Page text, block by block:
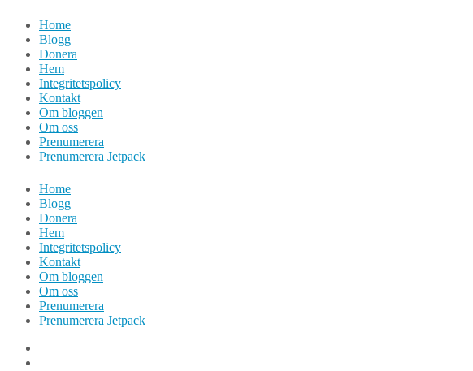
Hoppa
innehåll
Home
Blogg
Donera
Hem
Integritetspolicy
Kontakt
Om bloggen
Om oss
Prenumerera
Prenumerera Jetpack
Home
Blogg
Donera
Hem
Integritetspolicy
Kontakt
Om bloggen
Om oss
Prenumerera
Prenumerera Jetpack